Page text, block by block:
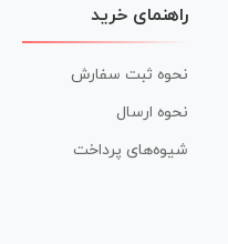
راهنمای خرید
نحوه ثبت سفارش
نحوه ارسال
شیوه‌های پرداخت